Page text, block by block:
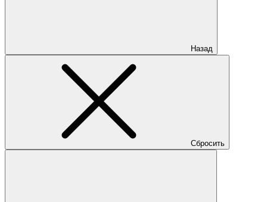
Назад
Сбросить